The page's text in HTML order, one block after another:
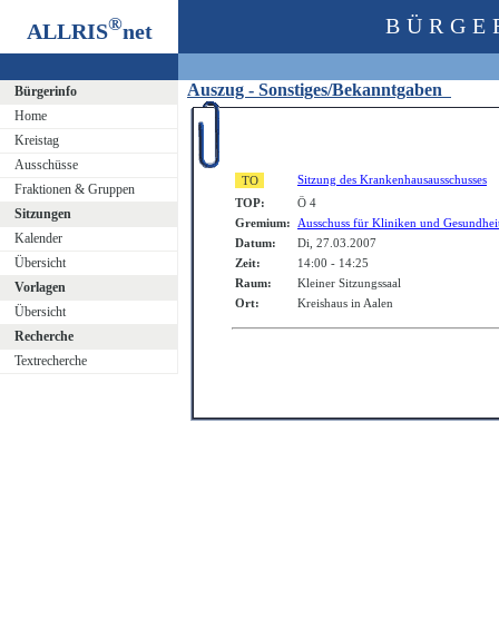
ALLRIS®net
Bürgerinfo
Home
Kreistag
Ausschüsse
Fraktionen & Gruppen
Sitzungen
Kalender
Übersicht
Vorlagen
Übersicht
Recherche
Textrecherche
Auszug - Sonstiges/Bekanntgaben
Sitzung des Krankenhausausschusses
TOP:
Ö 4
Gremium:
Ausschuss für Kliniken und
Datum:
Di, 27.03.2007
Zeit:
14:00 - 14:25
Raum:
Kleiner Sitzungssaal
Ort:
Kreishaus in Aalen